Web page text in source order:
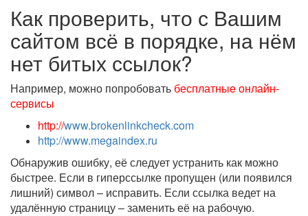
Как проверить, что с Вашим
сайтом всё в порядке, на нём
нет битых ссылок?
Например, можно попробовать бесплатныe онлайн-
сервисы
http://www.brokenlinkcheck.com
http://www.megaindex.ru
Обнаружив ошибку, её следует устранить как можно
быстрее. Если в гиперссылке пропущен (или появился
лишний) символ – исправить. Если ссылка ведет на
удалённую страницу – заменить её на рабочую.